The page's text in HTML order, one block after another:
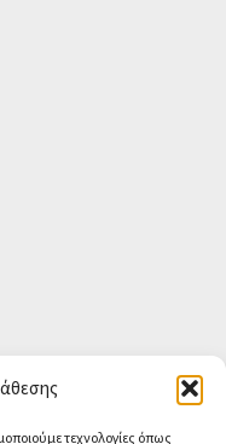
τεχνολογίες όπως